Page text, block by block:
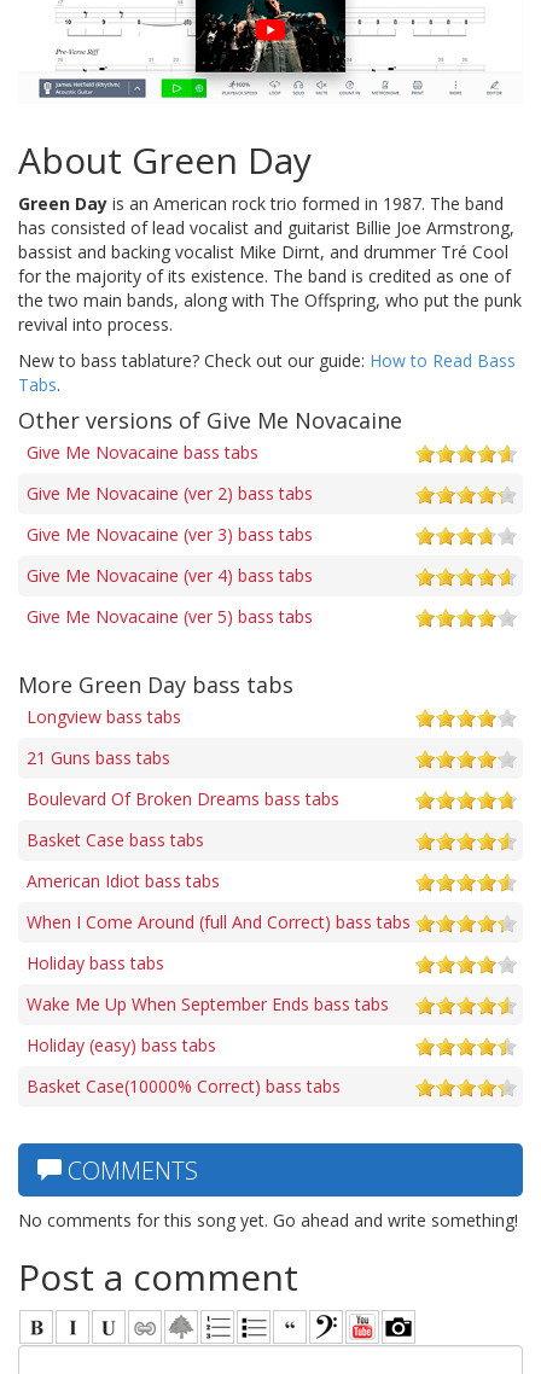
About Green Day
Green Day is an American rock trio formed in 1987. The band
has consisted of lead vocalist and guitarist Billie Joe Armstrong,
bassist and backing vocalist Mike Dirnt, and drummer Tré Cool
for the majority of its existence. The band is credited as one of
the two main bands, along with The Offspring, who put the punk
revival into process.
New to bass tablature? Check out our guide: How to Read Bass
Tabs.
Other versions of Give Me Novacaine
Give Me Novacaine bass tabs
Give Me Novacaine (ver 2) bass tabs
Give Me Novacaine (ver 3) bass tabs
Give Me Novacaine (ver 4) bass tabs
Give Me Novacaine (ver 5) bass tabs
More Green Day bass tabs
Longview bass tabs
21 Guns bass tabs
Boulevard Of Broken Dreams bass tabs
Basket Case bass tabs
American Idiot bass tabs
When I Come Around (full And Correct) bass tabs
Holiday bass tabs
Wake Me Up When September Ends bass tabs
Holiday (easy) bass tabs
Basket Case(10000% Correct) bass tabs
COMMENTS
No comments for this song yet. Go ahead and write something!
Post a comment